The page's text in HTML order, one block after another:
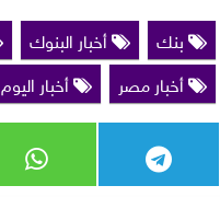
بنك
أخبار البنوك
أخبار مصر
أخبار اليوم